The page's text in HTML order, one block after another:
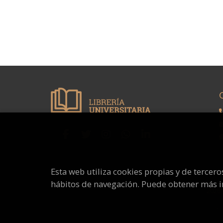
Esta web utiliza cookies propias y de
hábitos de navegación. Puede obtener más